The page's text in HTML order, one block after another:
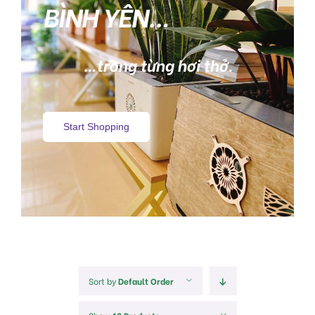
BÌNH YÊN…
…trong từng hơi thở.
Start Shopping
Sort byDefault Order